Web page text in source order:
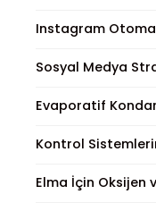
Instagram
Sosyal Medya
Evaporatif
Kontrol
Elma İçin Oksijen